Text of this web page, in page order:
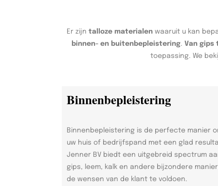
Er zijn talloze materialenwaaruit u kan
binnen- en buitenbepleistering. Van gips
toepassing. We
Binnenbepleistering
Binnenbepleistering is de perfecte manier
uw huis of bedrijfspand met een glad
Jenner BV biedt een uitgebreid spectrum
gips, leem, kalk en andere bijzondere
de wensen van de klant te voldoen.